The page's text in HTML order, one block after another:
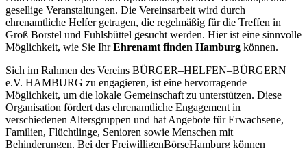
gesellige Veranstaltungen. Die Vereinsarbeit wird durch
ehrenamtliche Helfer getragen, die regelmäßig für die Treffen in
Groß Borstel und Fuhlsbüttel gesucht werden. Hier ist eine sinnvolle
Möglichkeit, wie Sie IhrEhrenamt finden Hamburg können.
Sich im Rahmen des Vereins BÜRGER–HELFEN–BÜRGERN
e.V. HAMBURG zu engagieren, ist eine hervorragende
Möglichkeit, um die lokale Gemeinschaft zu unterstützen. Diese
Organisation fördert das ehrenamtliche Engagement in
verschiedenen Altersgruppen und hat Angebote für Erwachsene,
Familien, Flüchtlinge, Senioren sowie Menschen mit
Behinderungen. Bei der FreiwilligenBörseHamburg können